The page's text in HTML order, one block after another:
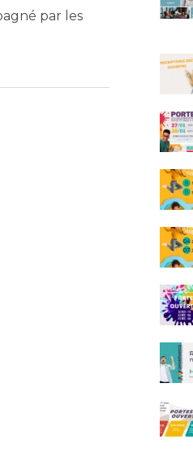
par les